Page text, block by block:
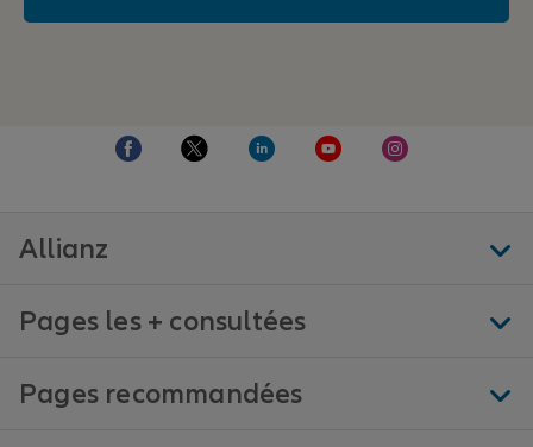
Allianz
Pages les + consultées
Pages recommandées